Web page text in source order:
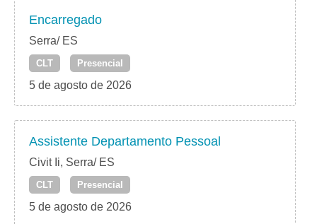
Encarregado
Serra/ ES
CLT Presencial
5 de agosto de 2026
Assistente Departamento Pessoal
Civit Ii, Serra/ ES
CLT Presencial
5 de agosto de 2026